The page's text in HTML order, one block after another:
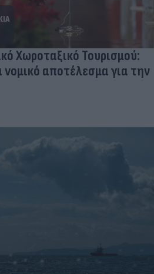
Χωροταξικό Τουρισμού:
αποτέλεσμα για την